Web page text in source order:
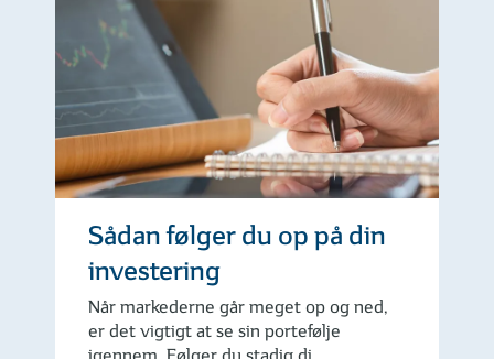
Sådan følger du op på din
investering
Når markederne går meget op og ned,
er det vigtigt at se sin portefølje